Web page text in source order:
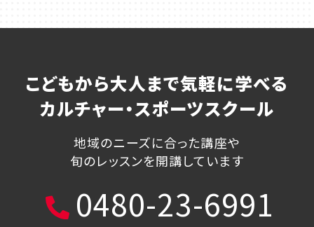
こどもから大人まで気軽に学べる
カルチャー・スポーツスクール
地域のニーズに合った講座や
旬のレッスンを開講しています
0480-23-6991